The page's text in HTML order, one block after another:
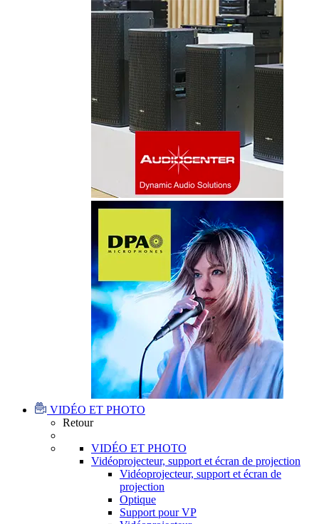
VIDÉO ET PHOTO
Retour
VIDÉO ET PHOTO
Vidéoprojecteur, support et écran de projection
Vidéoprojecteur, support et écran de
projection
Optique
Support pour VP